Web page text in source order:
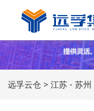
远孚云仓 >江苏 - 苏